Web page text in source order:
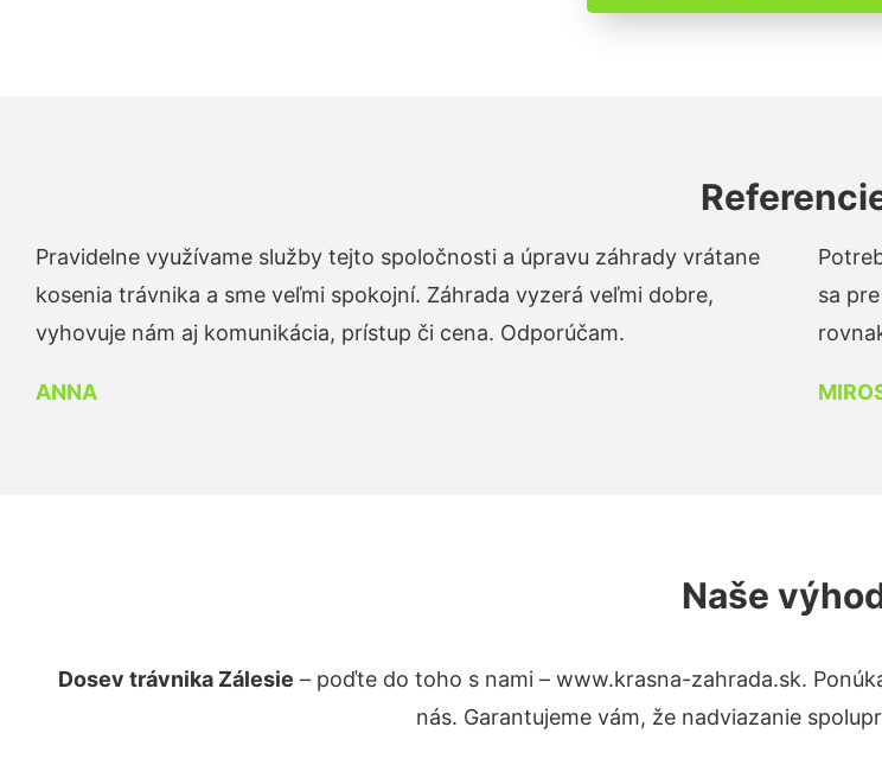
Pravidelne využívame služby tejto spoločnosti a úpravu záhrady vrátane
kosenia trávnika a sme veľmi spokojní. Záhrada vyzerá veľmi dobre,
vyhovuje nám aj komunikácia, prístup či cena. Odporúčam.
ANNA
sa
Naše
Dosev trávnika Zálesie – poďte do toho s nami – www.krasna-zahrada.sk.
nás. Garantujeme vám, že nadviazanie